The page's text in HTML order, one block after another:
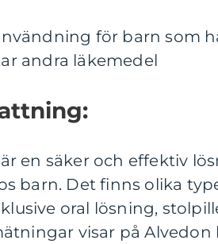
för barn som
andra läkemedel
en säker och effektiv
barn. Det finns olika
oral lösning,
visar på